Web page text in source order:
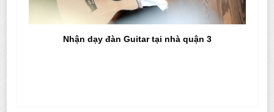
Nhận dạy đàn Guitar tại nhà quận 3